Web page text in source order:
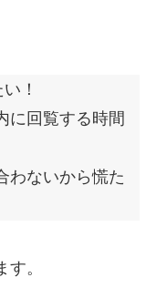
！
に回覧する時間
わないから慌た
。